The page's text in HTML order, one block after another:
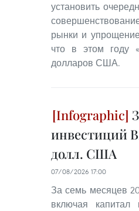
установить
рынки и
что в этом году
долларов США.
инвестиций
долл. США
07/08/2026 17:00
За семь месяцев
включая капитал